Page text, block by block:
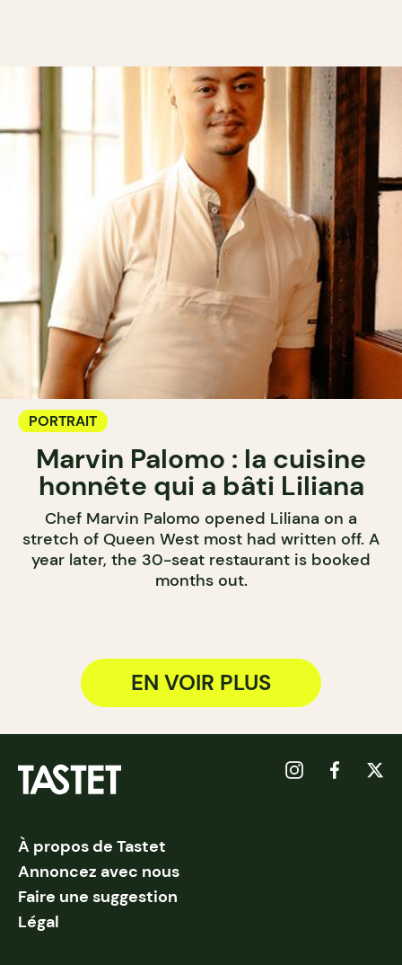
PORTRAIT
Marvin Palomo : la cuisine
honnête qui a bâti Liliana
Chef Marvin Palomo opened Liliana on a
stretch of Queen West most had written off. A
year later, the 30-seat restaurant is booked
months out.
EN VOIR PLUS
À propos de Tastet
Annoncez avec nous
Faire une suggestion
Légal